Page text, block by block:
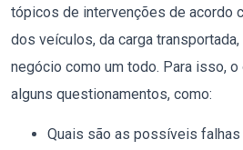
tópicos de intervenções de acordo
dos veículos, da carga
negócio como um todo. Para isso,
alguns questionamentos, como:
Quais são as possíveis